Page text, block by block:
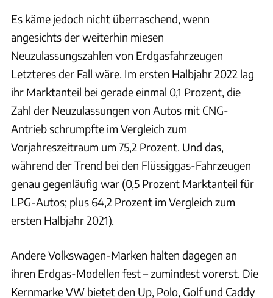
Es käme jedoch nicht überraschend, wenn
angesichts der weiterhin miesen
Neuzulassungszahlen von Erdgasfahrzeugen
Letzteres der Fall wäre. Im ersten Halbjahr 2022 lag
ihr Marktanteil bei gerade einmal 0,1 Prozent, die
Zahl der Neuzulassungen von Autos mit CNG-
Antrieb schrumpfte im Vergleich zum
Vorjahreszeitraum um 75,2 Prozent. Und das,
während der Trend bei den Flüssiggas-Fahrzeugen
genau gegenläufig war (0,5 Prozent Marktanteil für
LPG-Autos; plus 64,2 Prozent im Vergleich zum
ersten Halbjahr 2021).
Andere Volkswagen-Marken halten dagegen an
ihren Erdgas-Modellen fest – zumindest vorerst. Die
Kernmarke VW bietet den Up, Polo, Golf und Caddy